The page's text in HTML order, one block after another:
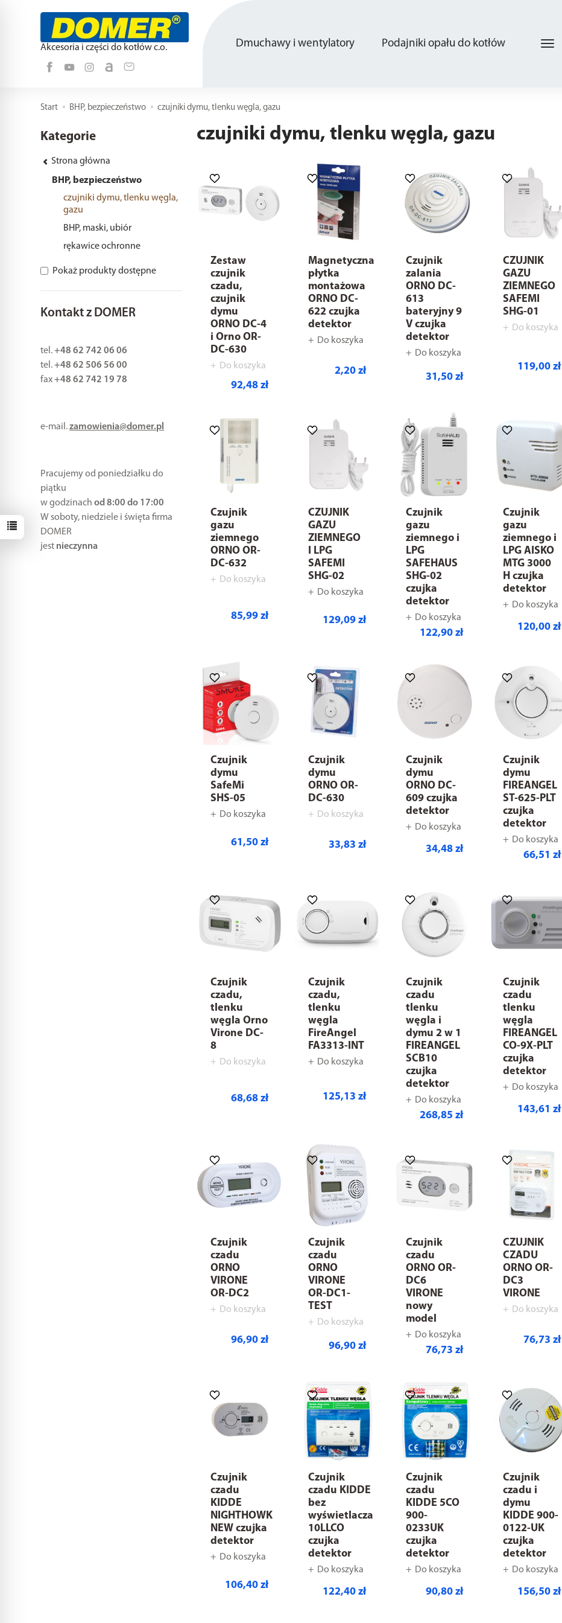
Akcesoria i części do kotłów c.o. Dmuchawy i wentylatory Podajniki opału do kotłów
Start BHP, bezpieczeństwo czujniki dymu, tlenku węgla, gazu
czujniki dymu, tlenku węgla, gazu
Zestaw
czujnik
czadu,
czujnik
dymu
ORNO DC-4
i Orno OR-
DC-630
Do koszyka
92,48 zł
Magnetyczna
płytka
montażowa
ORNO DC-
622 czujka
detektor
Do koszyka
2,20 zł
Czujnik
zalania
ORNO DC-
613
bateryjny 9
V czujka
detektor
Do koszyka
31,50 zł
CZUJNIK
GAZU
ZIEMNEGO
SAFEMI
SHG-01
Do koszyka
119,00 zł
Czujnik
gazu
ziemnego
ORNO OR-
DC-632
Do koszyka
85,99 zł
CZUJNIK
GAZU
ZIEMNEGO
I LPG
SAFEMI
SHG-02
Do koszyka
129,09 zł
Czujnik
gazu
ziemnego i
LPG
SAFEHAUS
SHG-02
czujka
detektor
Do koszyka
122,90 zł
Czujnik
gazu
ziemnego i
LPG AISKO
MTG 3000
H czujka
detektor
Do koszyka
120,00 zł
Czujnik
dymu
SafeMi
SHS-05
Do koszyka
61,50 zł
Czujnik
dymu
ORNO OR-
DC-630
Do koszyka
33,83 zł
Czujnik
dymu
ORNO DC-
609 czujka
detektor
Do koszyka
34,48 zł
Czujnik
dymu
FIREANGEL
ST-625-PLT
czujka
detektor
Do koszyka
66,51 zł
Czujnik
czadu,
tlenku
węgla Orno
Virone DC-
8
Do koszyka
68,68 zł
Czujnik
czadu,
tlenku
węgla
FireAngel
FA3313-INT
Do koszyka
125,13 zł
Czujnik
czadu
tlenku
węgla i
dymu 2 w 1
FIREANGEL
SCB10
czujka
detektor
Do koszyka
268,85 zł
Czujnik
czadu
tlenku
węgla
FIREANGEL
CO-9X-PLT
czujka
detektor
Do koszyka
143,61 zł
Czujnik
czadu
ORNO
VIRONE
OR-DC2
Do koszyka
96,90 zł
Czujnik
czadu
ORNO
VIRONE
OR-DC1-
TEST
Do koszyka
96,90 zł
Czujnik
czadu
ORNO OR-
DC6
VIRONE
nowy
model
Do koszyka
76,73 zł
CZUJNIK
CZADU
ORNO OR-
DC3
VIRONE
Do koszyka
76,73 zł
Czujnik
czadu
KIDDE
NIGHTHOWK
NEW czujka
detektor
Do koszyka
106,40 zł
Czujnik
czadu KIDDE
bez
wyświetlacza
10LLCO
czujka
detektor
Do koszyka
122,40 zł
Czujnik
czadu
KIDDE 5CO
900-
0233UK
czujka
detektor
Do koszyka
90,80 zł
Czujnik
czadu i
dymu
KIDDE 900-
0122-UK
czujka
detektor
Do koszyka
156,50 zł
Kategorie
Strona główna
BHP, bezpieczeństwo
czujniki dymu, tlenku węgla,
gazu
BHP, maski, ubiór
rękawice ochronne
Pokaż produkty dostępne
Kontakt z DOMER
tel.+48 62 742 06 06
tel.+48 62 506 56 00
fax+48 62 742 19 78
e-mail.zamowienia@domer.pl
Pracujemy od poniedziałku do
piątku
w godzinachod 8:00 do 17:00
W soboty, niedziele i święta firma
DOMER
jest nieczynna